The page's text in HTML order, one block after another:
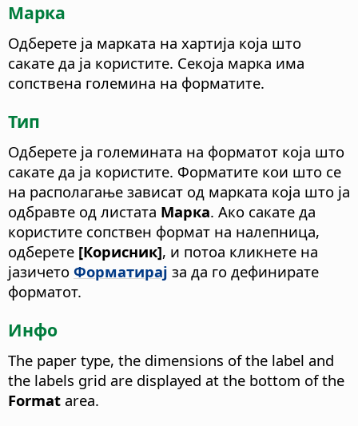
Марка
Одберете ја марката на хартија која што
сакате да ја користите. Секоја марка има
сопствена големина на форматите.
Тип
Одберете ја големината на форматот која што
сакате да ја користите. Форматите кои што се
на располагање зависат од марката која што ја
одбравте од листата Марка. Ако сакате да
користите сопствен формат на налепница,
одберете [Корисник], и потоа кликнете на
јазичето Форматирај за да го дефинирате
форматот.
Инфо
The paper type, the dimensions of the label and
the labels grid are displayed at the bottom of the
Format area.